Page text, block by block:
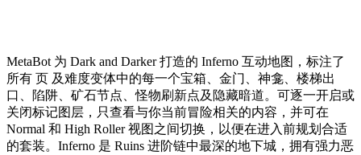
MetaBot 为 Dark and Darker 打造的 Inferno 互动地图，标注了
所有 页 及难度变体中的每一个宝箱、金门、神龛、楼梯出
口、陷阱、矿石节点、怪物刷新点及隐藏暗道。可逐一开启或
关闭标记图层，只查看与你当前冒险相关的内容，并可在
Normal 和 High Roller 视图之间切换，以便在进入前规划合适
的套装。Inferno 是 Ruins 进阶链中最深的地下城，拥有强力恶